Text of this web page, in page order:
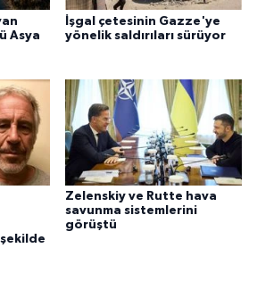
Asya
İşgal çetesinin Gazze'ye
yönelik saldırıları sürüyor
şekilde
Zelenskiy ve Rutte hava
savunma sistemlerini
görüştü